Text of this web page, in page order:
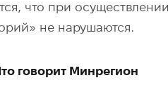
что при
не нарушаются.
говорит Минрегион